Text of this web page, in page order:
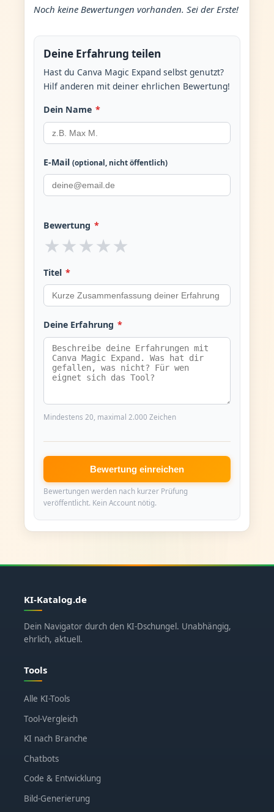
Noch keine Bewertungen vorhanden. Sei der Erste!
Deine Erfahrung teilen
Hast du Canva Magic Expand selbst genutzt?
Hilf anderen mit deiner ehrlichen Bewertung!
Dein Name *
E-Mail (optional, nicht öffentlich)
Bewertung *
★ ★ ★ ★ ★
Titel *
Deine Erfahrung *
Mindestens 20, maximal 2.000 Zeichen
Bewertung einreichen
Bewertungen werden nach kurzer Prüfung
veröffentlicht. Kein Account nötig.
KI-Katalog.de
Dein Navigator durch den KI-Dschungel. Unabhängig,
ehrlich, aktuell.
Tools
Alle KI-Tools
Tool-Vergleich
KI nach Branche
Chatbots
Code & Entwicklung
Bild-Generierung